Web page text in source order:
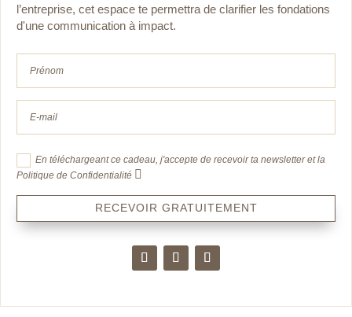
l’entreprise, cet espace te permettra de clarifier les fondations
d'une communication à impact.
En téléchargeant ce cadeau, j'accepte de recevoir ta newsletter et la
Politique de Confidentialité
RECEVOIR GRATUITEMENT